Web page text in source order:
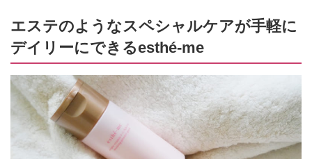
エステのようなスペシャルケアが手軽に
デイリーにできるesthé-me